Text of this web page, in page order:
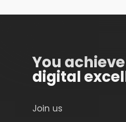
You achieve
digital
Join us